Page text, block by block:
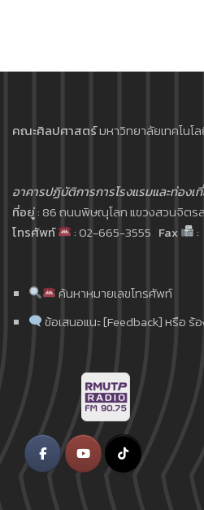
คณะศิลปศาสตร์มหาวิทยาลัยเทคโนโ
อาคารปฏิบัติการการโรงแรมและท่องเ
ที่อยู่: 86 ถนนพิษณุโลก แขวงสวนจิตร
โทรศัพท์
: 02-665-3555 Fax :
ค้นหาหมายเลขโทรศัพท์
ข้อเสนอแนะ [Feedback] หรือ ร้